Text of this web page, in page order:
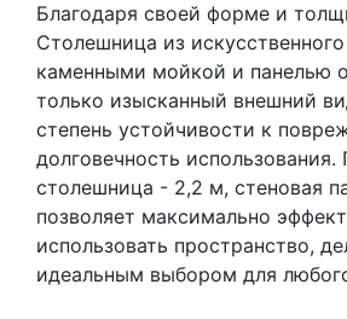
Благодаря своей форме и
Столешница из
каменными мойкой и панелью
только изысканный внешний
степень устойчивости к
долговечность
столешница - 2,2 м, стеновая
позволяет максимально
использовать пространство,
идеальным выбором для